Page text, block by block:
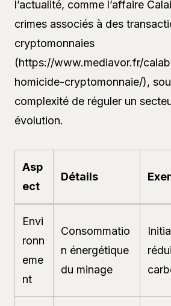
l’actualité, comme l’affaire
crimes associés à des
cryptomonnaies
(https://www.mediavor.fr/
homicide-cryptomonnaie/),
complexité de réguler un
évolution.
Asp
ect
Détails
Envi
ronn
eme
nt
Consommatio
n énergétique
du minage